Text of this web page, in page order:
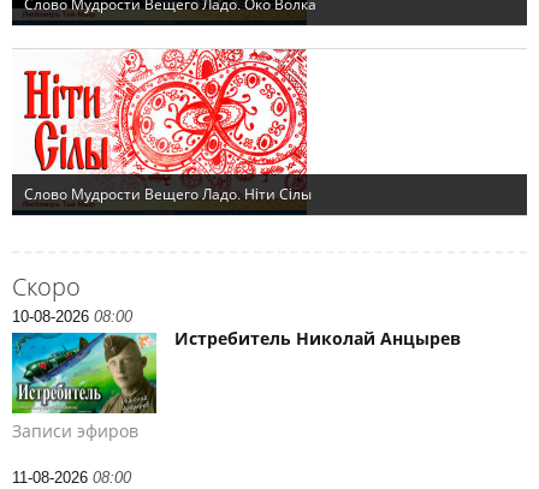
Скоро
10-08-2026 08:00
Истребитель Николай Анцырев
Записи эфиров
11-08-2026 08:00